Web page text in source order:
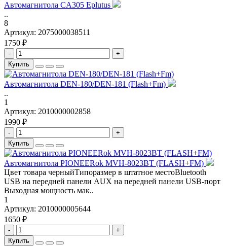
Автомагнитола CA305 Eplutus
..
8
Артикул: 2075000038511
1750 ₽
-
+
Купить
Автомагнитола DEN-180/DEN-181 (Flash+Fm)
..
1
Артикул: 2010000002858
1990 ₽
-
+
Купить
Автомагнитола PIONEERok MVH-8023BT (FLASH+FM)
Цвет товара черныйТипоразмер в штатное местоBluetooth
USB на передней панели AUX на передней панели USB-порт
Выходная мощность мак..
1
Артикул: 2010000005644
1650 ₽
-
+
Купить